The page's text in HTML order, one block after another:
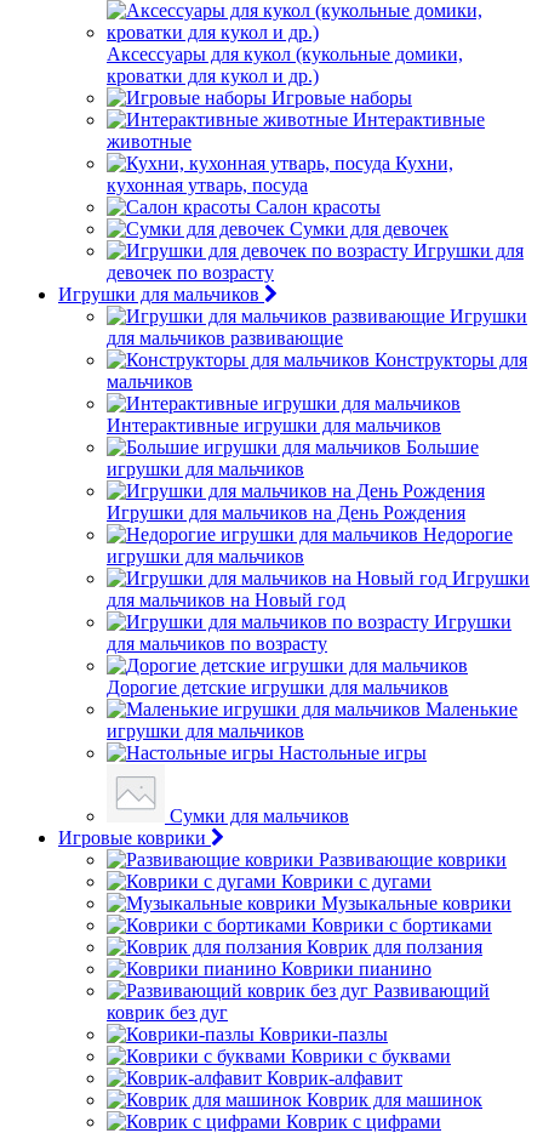
Аксессуары для кукол (кукольные домики,
кроватки для кукол и др.)
Игровые наборы
Интерактивные
животные
Кухни,
кухонная утварь, посуда
Салон красоты
Сумки для девочек
Игрушки для
девочек по возрасту
Игрушки для мальчиков
Игрушки
для мальчиков развивающие
Конструкторы для
мальчиков
Интерактивные игрушки для мальчиков
Большие
игрушки для мальчиков
Игрушки для мальчиков на День Рождения
Недорогие
игрушки для мальчиков
Игрушки
для мальчиков на Новый год
Игрушки
для мальчиков по возрасту
Дорогие детские игрушки для мальчиков
Маленькие
игрушки для мальчиков
Настольные игры
Сумки для мальчиков
Игровые коврики
Развивающие коврики
Коврики с дугами
Музыкальные коврики
Коврики с бортиками
Коврик для ползания
Коврики пианино
Развивающий
коврик без дуг
Коврики-пазлы
Коврики с буквами
Коврик-алфавит
Коврик для машинок
Коврик с цифрами